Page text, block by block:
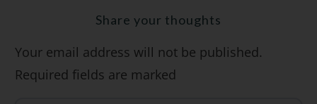
SÍ, QUIERO
Share your thoughts
Your email address will not be published.
Required fields are marked